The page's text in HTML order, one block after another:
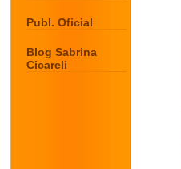
Publ. Oficial
Blog Sabrina
Cicareli